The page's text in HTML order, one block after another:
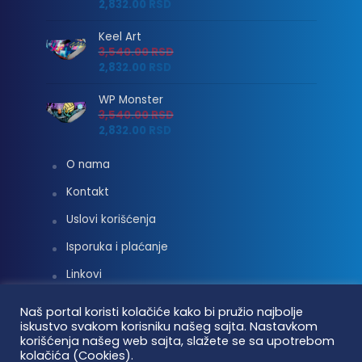
2,832.00 RSD
Keel Art
3,540.00RSD
2,832.00 RSD
WP Monster
3,540.00RSD
2,832.00 RSD
O nama
Kontakt
Uslovi korišćenja
Isporuka i plaćanje
Linkovi
Naš portal koristi kolačiće kako bi pružio najbolje
iskustvo svakom korisniku našeg sajta. Nastavkom
korišćenja našeg web sajta, slažete se sa upotrebom
kolačića (Cookies).